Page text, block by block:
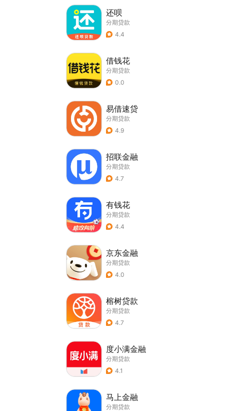
还呗
分期贷款
4.4
借钱花
分期贷款
0.0
易借速贷
分期贷款
4.9
招联金融
分期贷款
4.7
有钱花
分期贷款
4.4
京东金融
分期贷款
4.0
榕树贷款
分期贷款
4.7
度小满金融
分期贷款
4.1
马上金融
分期贷款